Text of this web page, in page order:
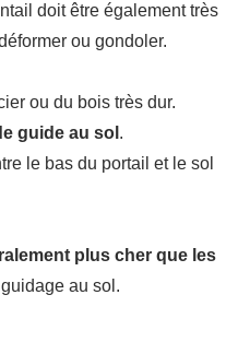
doit être également très
ou gondoler.
ou du bois très dur.
guide au sol .
le bas du portail et le sol
plus cher que les
au sol.